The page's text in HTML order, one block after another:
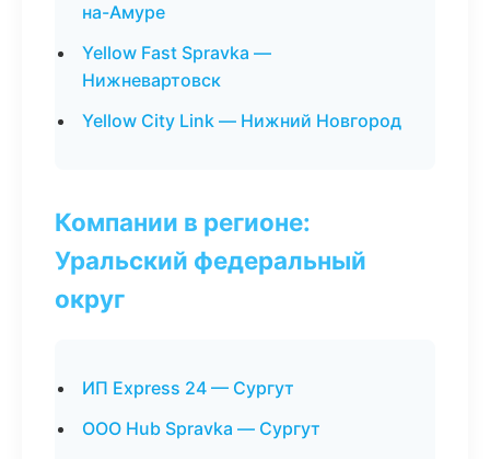
на-Амуре
Yellow Fast Spravka —
Нижневартовск
Yellow City Link — Нижний Новгород
Компании в регионе:
Уральский федеральный
округ
ИП Express 24 — Сургут
ООО Hub Spravka — Сургут